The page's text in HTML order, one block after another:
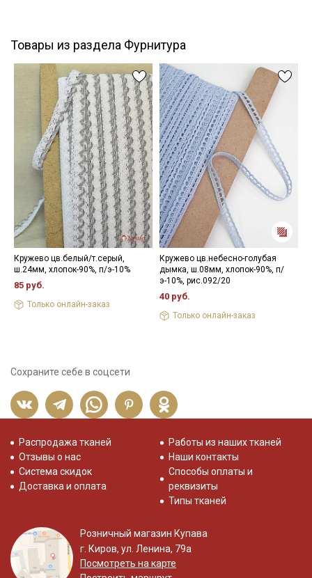
Товары из раздела Фурнитура
Кружево цв.белый/т.серый,
ш.24мм, хлопок-90%, п/э-10%
85 руб.
Только онлайн-заказ
Кружево цв.небесно-голубая
дымка, ш.08мм, хлопок-90%, п/
э-10%, рис.092/20
40 руб.
Только онлайн-заказ
Сохраните себе в соцсети
Распродажа тканей
Отзывы о нас
Система скидок
Доставка и оплата
Работы из наших тканей
Наши контакты
Способы оплаты и
реквизиты
Типы тканей
Розничный магазин Купава
г. Киров, ул. Ленина, 79а
Посмотреть на карте
Даю Согласие на получение рекламных и